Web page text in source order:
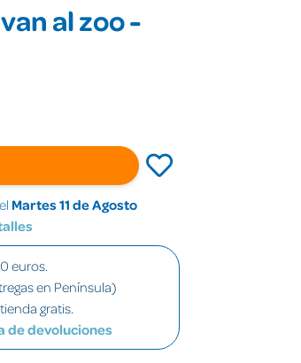
al zoo -
Martes 11 de Agosto
euros.
en Península)
gratis.
de devoluciones